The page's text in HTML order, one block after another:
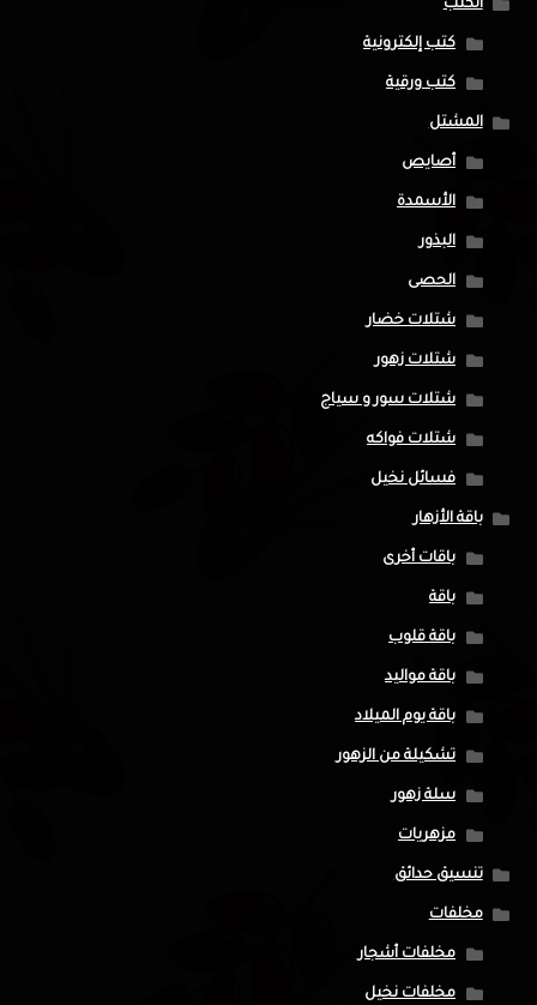
الكتب
كتب إلكترونية
كتب ورقية
المشتل
أصايص
الأسمدة
البذور
الحصى
شتلات خضار
شتلات زهور
شتلات سور و سياج
شتلات فواكه
فسائل نخيل
باقة الأزهار
باقات أخرى
باقة
باقة قلوب
باقة مواليد
باقة يوم الميلاد
تشكيلة من الزهور
سلة زهور
مزهريات
تنسيق حدائق
مخلفات
مخلفات أشجار
مخلفات نخيل